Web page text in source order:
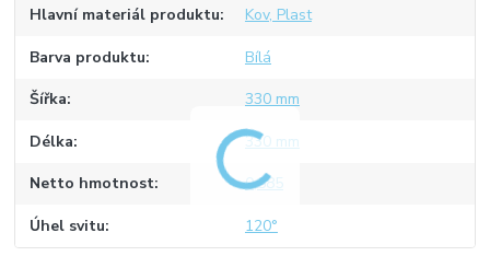
Hlavní materiál produktu Kov, Plast
Barva produktu Bílá
Šířka 330 mm
Délka 330 mm
Netto hmotnost 0,585
Úhel svitu 120°